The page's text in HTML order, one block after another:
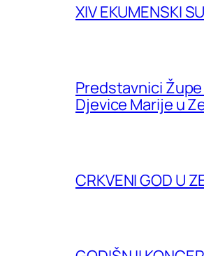
XIV EKUMENSKI
Predstavnici
Djevice Marije u
CRKVENI GOD U